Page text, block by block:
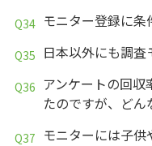
モニター登録に条
日本以外にも調査
アンケートの回収
たのですが、どん
モニターには子供